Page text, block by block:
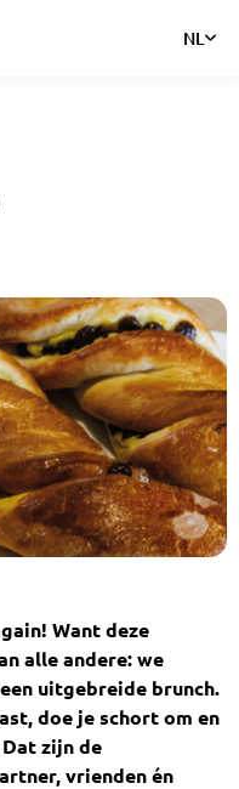
NL
Want deze
alle andere: we
uitgebreide brunch.
doe je schort om en
zijn de
vrienden én